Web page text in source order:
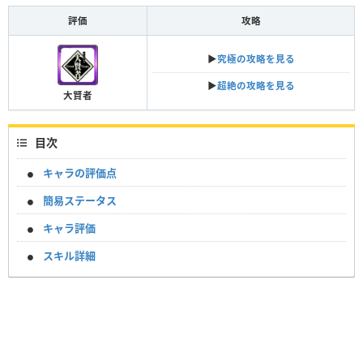
評価 攻略
大賢者
▶︎究極の攻略を見る
▶︎超絶の攻略を見る
目次
キャラの評価点
簡易ステータス
キャラ評価
スキル詳細